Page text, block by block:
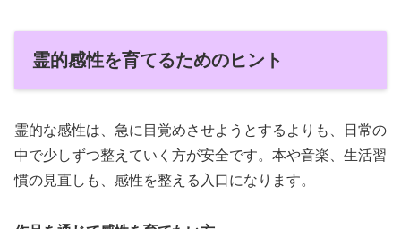
霊的感性を育てるためのヒント
霊的な感性は、急に目覚めさせようとするよりも、日常の
中で少しずつ整えていく方が安全です。本や音楽、生活習
慣の見直しも、感性を整える入口になります。